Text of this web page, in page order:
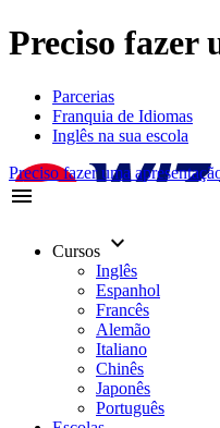
Preciso fazer
Parcerias
Franquia de Idiomas
Inglês na sua escola
Preciso fazer uma
menu
Cursos keyboard_arrow_down
Inglês
Espanhol
Francês
Alemão
Italiano
Chinês
Japonês
Português